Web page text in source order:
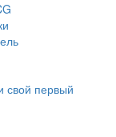
свой первый